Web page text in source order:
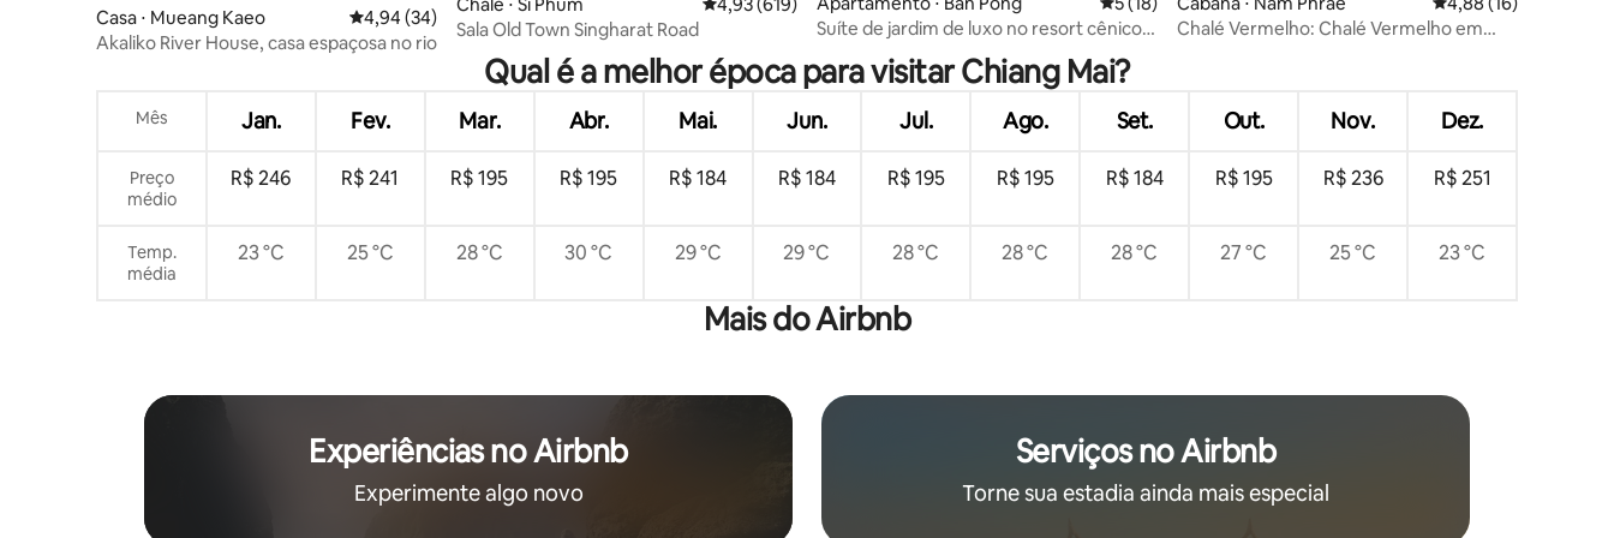
Casa ⋅ Mueang Kaeo 4,94 de uma avaliação média de 5, 34 avaliações
4,94 (34)
Akaliko River House, casa espaçosa no rio
Sala Old Town Singharat Road
Suíte de jardim de luxo no resort cênico
Chalé Vermelho: Chalé Vermelho em
Qual é a melhor época para visitar Chiang Mai?
Mês Jan. Fev. Mar. Abr. Mai. Jun. Jul. Ago. Set. Out. Nov. Dez.
Preço
médio
R$ 246 R$ 241 R$ 195 R$ 195 R$ 184 R$ 184 R$ 195 R$ 195 R$ 184 R$ 195 R$ 236 R$ 251
Temp.
média
23 °C 25 °C 28 °C 30 °C 29 °C 29 °C 28 °C 28 °C 28 °C 27 °C 25 °C 23 °C
Mais do Airbnb
Experiências no Airbnb
Experimente algo novo
Serviços no Airbnb
Torne sua estadia ainda mais especial